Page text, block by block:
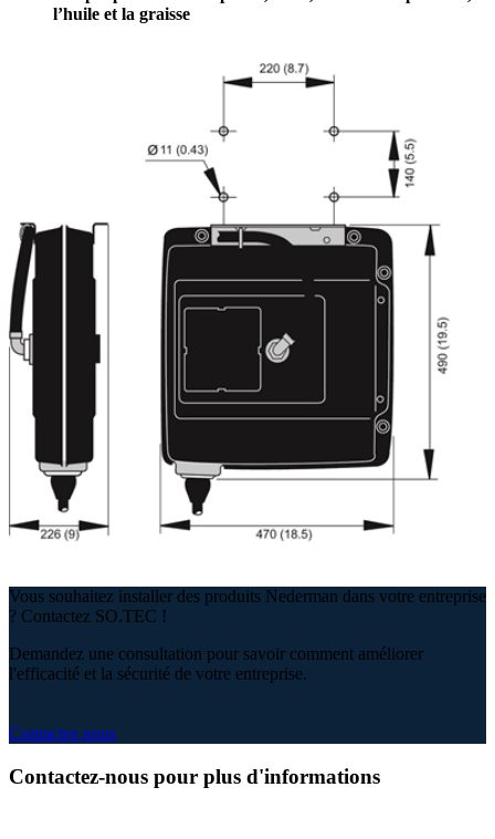
l’huile et la graisse
Vous souhaitez installer des produits Nederman dans votre entreprise
? Contactez SO.TEC !
Demandez une consultation pour savoir comment améliorer
l'efficacité et la sécurité de votre entreprise.
Contactez nous
Contactez-nous pour plus d'informations